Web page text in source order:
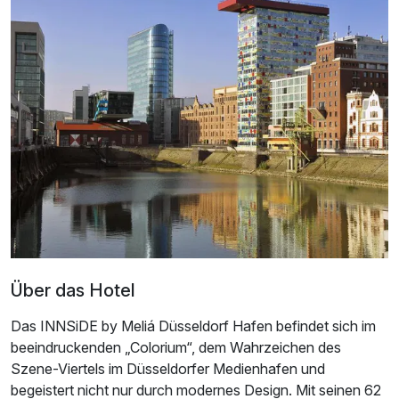
Ausstattung
Zusatznächte
Für 4 Tage p.P. ab180,00 €
Doppelzimmer Premium
Über das Hotel
Das INNSiDE by Meliá Düsseldorf Hafen befindet sich im
beeindruckenden „Colorium“, dem Wahrzeichen des
Szene-Viertels im Düsseldorfer Medienhafen und
begeistert nicht nur durch modernes Design. Mit seinen 62